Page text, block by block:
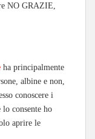
NO GRAZIE,
ha principalmente
albine e non,
conoscere i
consente ho
aprire le